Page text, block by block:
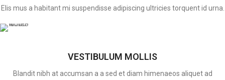
Elis mus a habitant mi suspendisse adipiscing ultricies torquent id urna.
VESTIBULUM MOLLIS
Blandit nibh at accumsan a a sed et diam himenaeos aliquet ad